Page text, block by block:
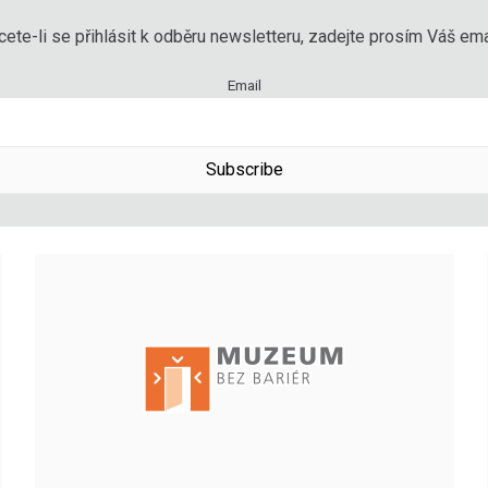
li se přihlásit k odběru newsletteru, zadejte prosím Váš
Email
Subscribe